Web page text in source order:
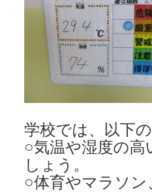
学校では、以下
○気温や湿度の
しょう。
○体育やマラソ